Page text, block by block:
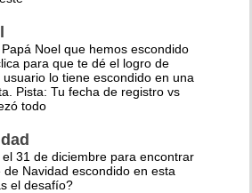
Noel que hemos escondido
para que te dé el logro de
usuario lo tiene escondido en una
Pista: Tu fecha de registro vs
todo
31 de diciembre para encontrar
Navidad escondido en esta
el desafío?